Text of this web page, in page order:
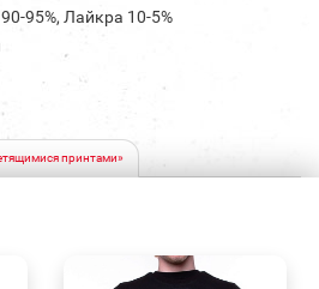
95%, Лайкра 10-5%
принтами»